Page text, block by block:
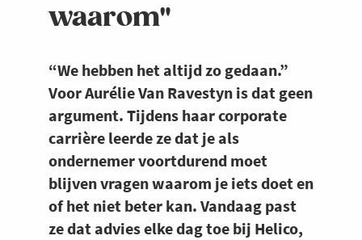
waarom"
“We hebben het altijd zo gedaan.”
Voor Aurélie Van Ravestyn is dat geen
argument. Tijdens haar corporate
carrière leerde ze dat je als
ondernemer voortdurend moet
blijven vragen waarom je iets doet en
of het niet beter kan. Vandaag past
ze dat advies elke dag toe bij Helico,